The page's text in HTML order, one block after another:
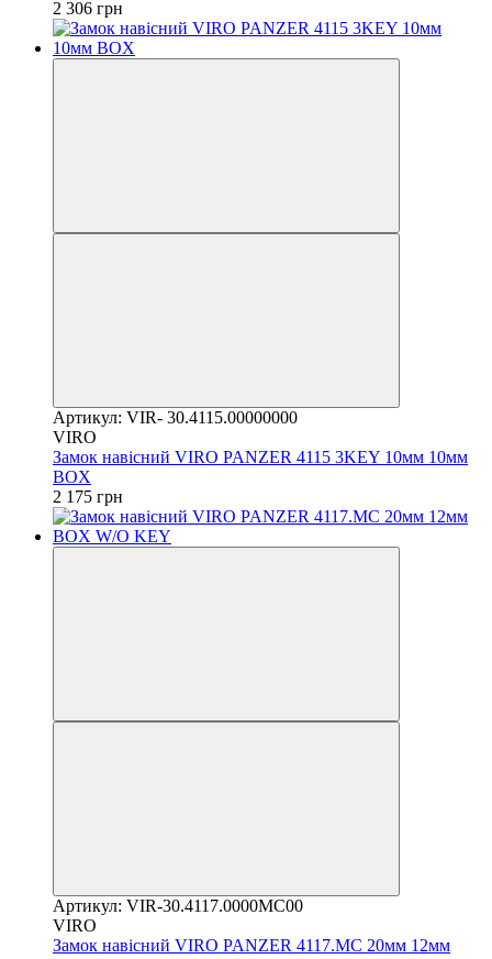
2 306 грн
Артикул: VIR- 30.4115.00000000
VIRO
Замок навісний VIRO PANZER 4115 3KEY 10мм 10мм
BOX
2 175 грн
Артикул: VIR-30.4117.0000MC00
VIRO
Замок навісний VIRO PANZER 4117.MC 20мм 12мм